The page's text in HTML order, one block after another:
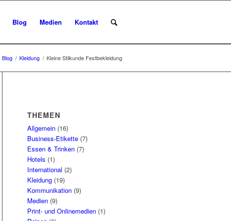
Blog Medien Kontakt
Blog / Kleidung / Kleine Stilkunde Festbekleidung
THEMEN
Allgemein (16)
Business-Etikette (7)
Essen & Trinken (7)
Hotels (1)
International (2)
Kleidung (19)
Kommunikation (9)
Medien (9)
Print- und Onlinemedien (1)